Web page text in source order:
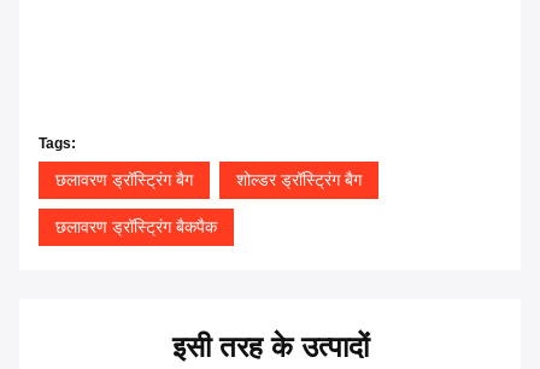
Tags:
छलावरण ड्रॉस्ट्रिंग बैग शोल्डर ड्रॉस्ट्रिंग बैग
छलावरण ड्रॉस्ट्रिंग बैकपैक
इसी तरह के उत्पादों